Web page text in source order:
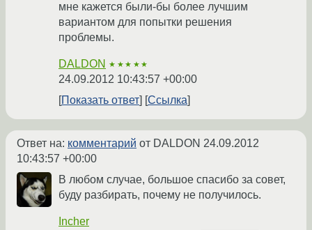
мне кажется были-бы более лучшим
вариантом для попытки решения
проблемы.
DALDON ★★★★★
24.09.2012 10:43:57 +00:00
Показать ответ
Ссылка
Ответ на: комментарий от DALDON 24.09.2012
10:43:57 +00:00
В любом случае, большое спасибо за совет,
буду разбирать, почему не получилось.
Incher